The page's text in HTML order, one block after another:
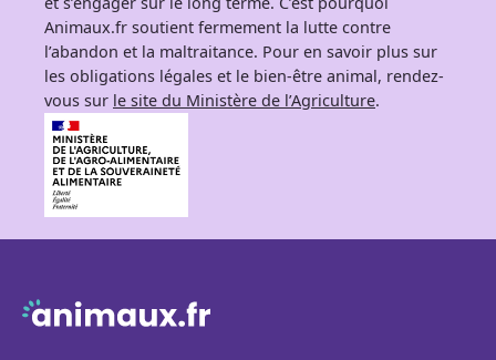
Animaux.fr soutient fermement la lutte contre
l’abandon et la maltraitance. Pour en savoir plus sur
les obligations légales et le bien-être animal, rendez-
vous sur le site du Ministère de l’Agriculture.